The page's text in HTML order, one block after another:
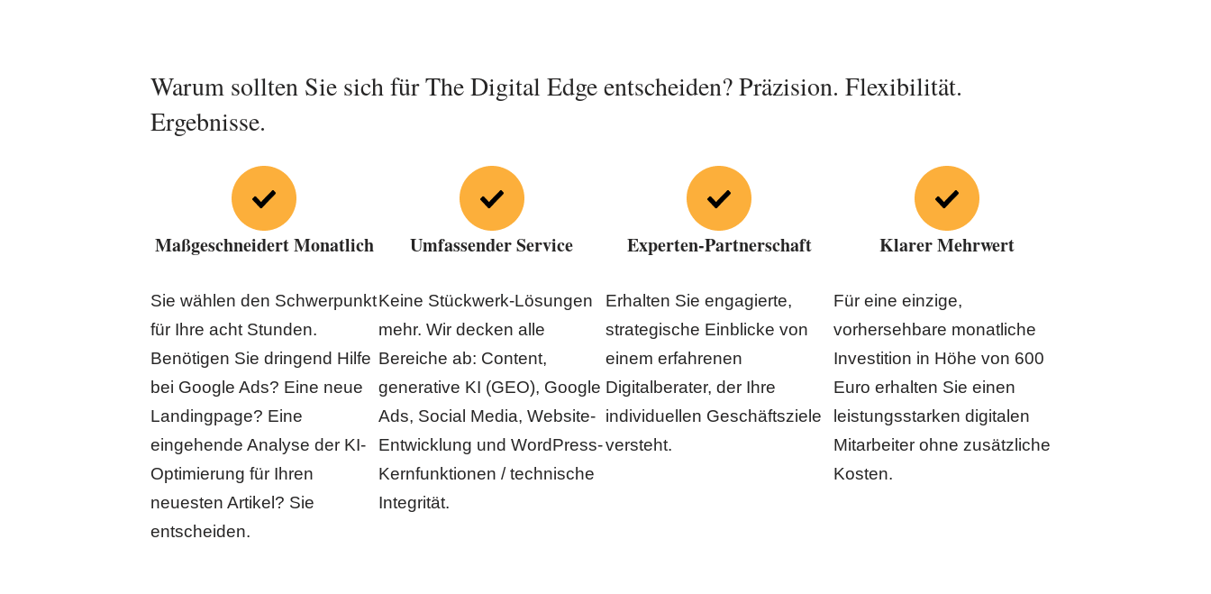
Warum sollten Sie sich für The Digital Edge entscheiden? Präzision. Flexibilität.
Ergebnisse.
Maßgeschneidert Monatlich
Sie wählen den Schwerpunkt
für Ihre acht Stunden.
Benötigen Sie dringend Hilfe
bei Google Ads? Eine neue
Landingpage? Eine
eingehende Analyse der KI-
Optimierung für Ihren
neuesten Artikel? Sie
entscheiden.
Umfassender Service
Keine Stückwerk-Lösungen
mehr. Wir decken alle
Bereiche ab: Content,
generative KI (GEO), Google
Ads, Social Media, Website-
Entwicklung und WordPress-
Kernfunktionen / technische
Integrität.
Experten-Partnerschaft
Erhalten Sie engagierte,
strategische Einblicke von
einem erfahrenen
Digitalberater, der Ihre
individuellen Geschäftsziele
versteht.
Klarer Mehrwert
Für eine einzige,
vorhersehbare monatliche
Investition in Höhe von 600
Euro erhalten Sie einen
leistungsstarken digitalen
Mitarbeiter ohne zusätzliche
Kosten.